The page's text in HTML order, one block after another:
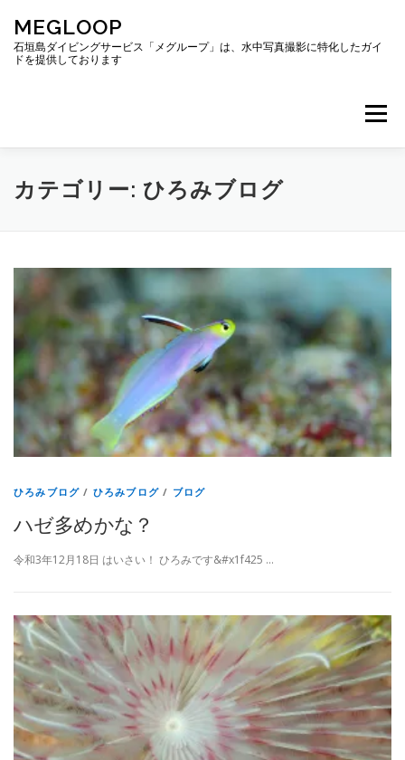
ッ
MEGLOOP
石垣島ダイビングサービス「メグループ」は、水中写真撮影に特化したガイ
ドを提供しております
メニュー
TOP ダイビング ダイビングボート
ブログ
カテゴリー: ひろみブログ
ひろみブログ / ひろみブログ / ブログ
ハゼ多めかな？
令和3年12月18日 はいさい！ ひろみです&#x1f425 …